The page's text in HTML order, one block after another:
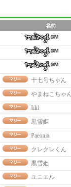
十七号ちゃん
やまねこちゃ
Iilil
黒雪姫
Paeonia
クレクレくん
黒雪姫
ユニエル